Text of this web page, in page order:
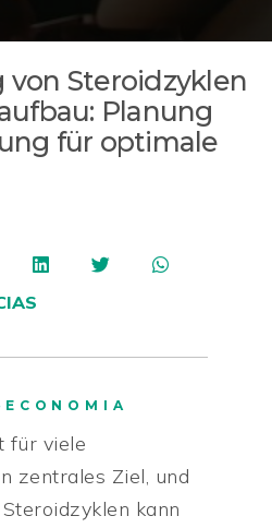
Steroidzyklen
Planung
für optimale
ECONOMIA
für viele
zentrales Ziel, und
kann